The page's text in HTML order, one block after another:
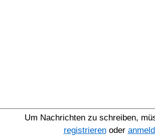
Um Nachrichten zu schreiben,
registrierenoder